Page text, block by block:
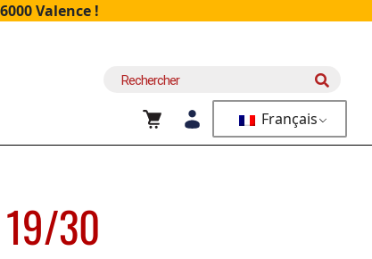
Valence !
Recherche
Français
30